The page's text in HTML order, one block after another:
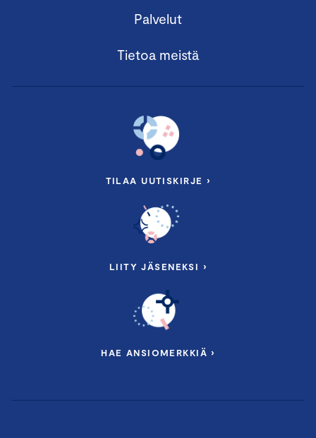
Palvelut
Tietoa meistä
TILAA UUTISKIRJE ›
LIITY JÄSENEKSI ›
HAE ANSIOMERKKIÄ ›